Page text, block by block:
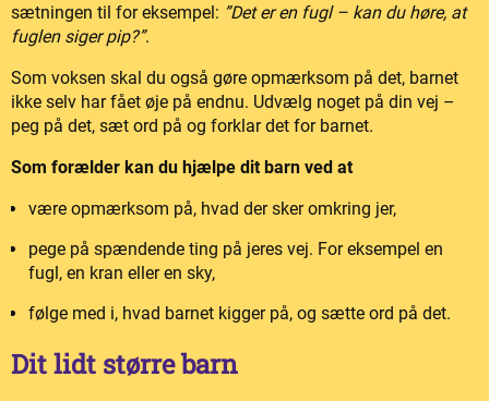
sætningen til for eksempel: ”Det er en fugl – kan du høre, at
fuglen siger pip?”.
Som voksen skal du også gøre opmærksom på det, barnet
ikke selv har fået øje på endnu. Udvælg noget på din vej –
peg på det, sæt ord på og forklar det for barnet.
Som forælder kan du hjælpe dit barn ved at
være opmærksom på, hvad der sker omkring jer,
pege på spændende ting på jeres vej. For eksempel en
fugl, en kran eller en sky,
følge med i, hvad barnet kigger på, og sætte ord på det.
Dit lidt større barn